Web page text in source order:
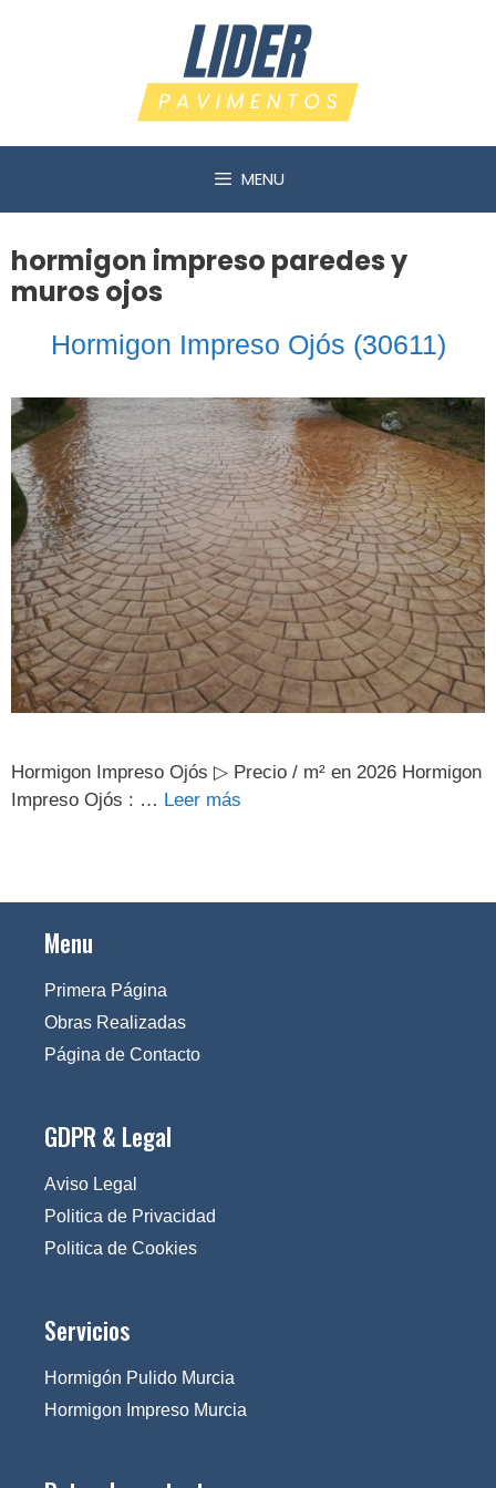
MENU
hormigon impreso paredes y
muros ojos
Hormigon Impreso Ojós (30611)
Hormigon Impreso Ojós ▷ Precio / m² en 2026 Hormigon
Impreso Ojós : … Leer más
Menu
Primera Página
Obras Realizadas
Página de Contacto
GDPR & Legal
Aviso Legal
Politica de Privacidad
Politica de Cookies
Servicios
Hormigón Pulido Murcia
Hormigon Impreso Murcia